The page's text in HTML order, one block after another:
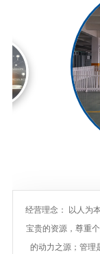
经营理念： 以人为
宝贵的资源，尊重
的动力之源；管理